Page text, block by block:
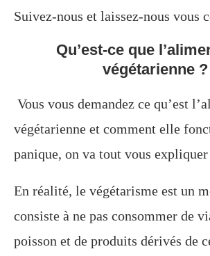
Suivez-nous et laissez-nous vous
Qu’est-ce que
végétarienne ?
Vous vous demandez ce qu’est
végétarienne et comment elle
panique, on va tout vous
En réalité, le végétarisme est un
consiste à ne pas consommer de
poisson et de produits dérivés de